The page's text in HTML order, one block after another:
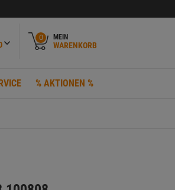
0 MEIN
WARENKORB
% AKTIONEN %